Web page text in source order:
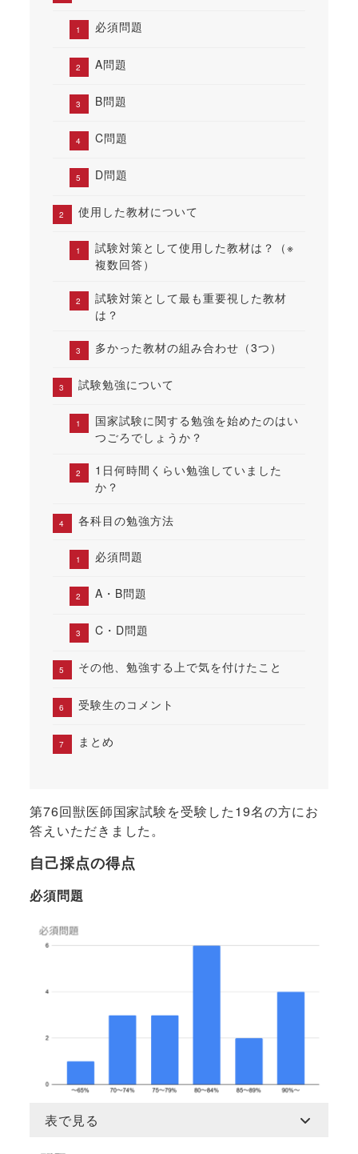
必須問題
A問題
B問題
C問題
D問題
使用した教材について
試験対策として使用した教材は？（※
複数回答）
試験対策として最も重要視した教材
は？
多かった教材の組み合わせ（3つ）
試験勉強について
国家試験に関する勉強を始めたのはい
つごろでしょうか？
1日何時間くらい勉強していました
か？
各科目の勉強方法
必須問題
A・B問題
C・D問題
その他、勉強する上で気を付けたこと
受験生のコメント
まとめ
第76回獣医師国家試験を受験した19名の方にお
答えいただきました。
自己採点の得点
必須問題
表で見る